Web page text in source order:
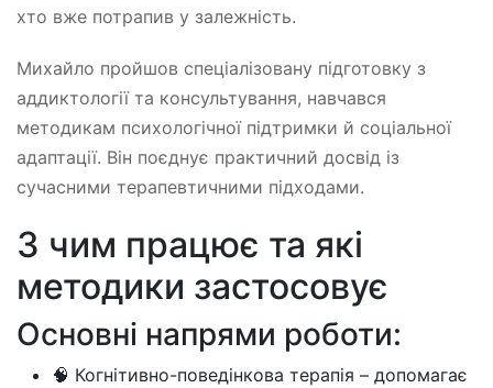
хто вже потрапив у залежність.
Михайло пройшов спеціалізовану підготовку з
аддиктології та консультування, навчався
методикам психологічної підтримки й соціальної
адаптації. Він поєднує практичний досвід із
сучасними терапевтичними підходами.
З чим працює та які
методики застосовує
Основні напрями роботи:
🧠 Когнітивно-поведінкова терапія – допомагає